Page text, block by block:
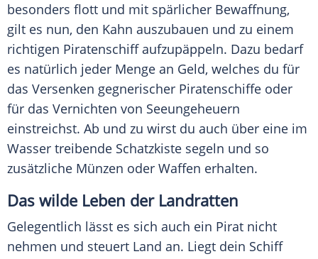
besonders flott und mit spärlicher Bewaffnung,
gilt es nun, den Kahn auszubauen und zu einem
richtigen Piratenschiff aufzupäppeln. Dazu bedarf
es natürlich jeder Menge an Geld, welches du für
das Versenken gegnerischer Piratenschiffe oder
für das Vernichten von Seeungeheuern
einstreichst. Ab und zu wirst du auch über eine im
Wasser treibende Schatzkiste segeln und so
zusätzliche Münzen oder Waffen erhalten.
Das wilde Leben der Landratten
Gelegentlich lässt es sich auch ein Pirat nicht
nehmen und steuert Land an. Liegt dein Schiff